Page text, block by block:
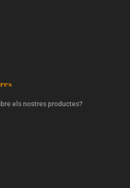
els nostres productes?